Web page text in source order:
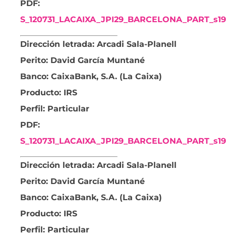
PDF:
Dirección letrada: Arcadi Sala-Planell
Perito: David García Muntané
Banco: CaixaBank, S.A. (La Caixa)
Producto: IRS
Perfil: Particular
PDF:
Dirección letrada: Arcadi Sala-Planell
Perito: David García Muntané
Banco: CaixaBank, S.A. (La Caixa)
Producto: IRS
Perfil: Particular